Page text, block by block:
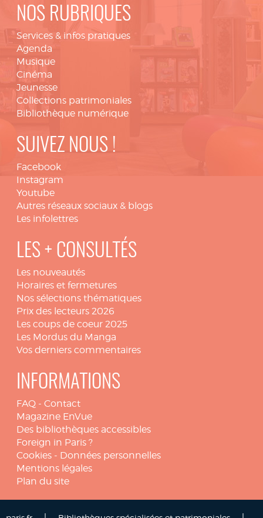
NOS RUBRIQUES
Services & infos pratiques
Agenda
Musique
Cinéma
Jeunesse
Collections patrimoniales
Bibliothèque numérique
SUIVEZ NOUS !
Facebook
Instagram
Youtube
Autres réseaux sociaux & blogs
Les infolettres
LES + CONSULTÉS
Les nouveautés
Horaires et fermetures
Nos sélections thématiques
Prix des lecteurs 2026
Les coups de coeur 2025
Les Mordus du Manga
Vos derniers commentaires
INFORMATIONS
FAQ - Contact
Magazine EnVue
Des bibliothèques accessibles
Foreign in Paris ?
Cookies - Données personnelles
Mentions légales
Plan du site